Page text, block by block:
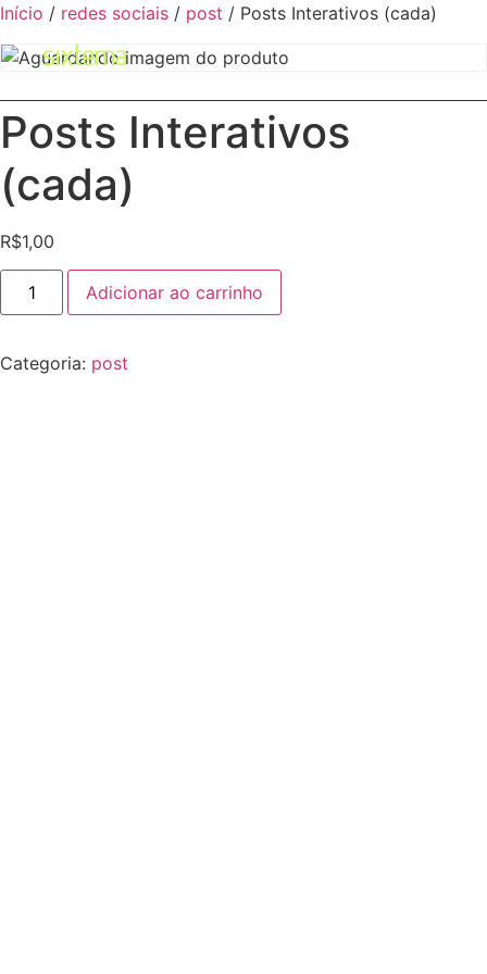
Início / redes sociais / post / Posts Interativos (cada)
Posts Interativos
(cada)
R$1,00
Adicionar ao carrinho
Categoria: post